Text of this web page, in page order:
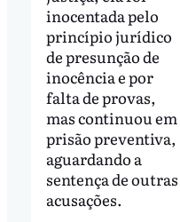
inocentada pelo
princípio jurídico
de presunção de
inocência e por
falta de provas,
mas continuou em
prisão preventiva,
aguardando a
sentença de outras
acusações.